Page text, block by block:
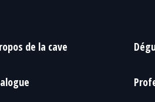
de la cave